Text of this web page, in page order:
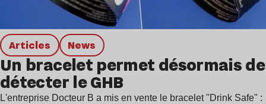
Articles news
Un bracelet permet désormais de
détecter le GHB
L'entreprise Docteur B a mis en vente le bracelet "Drink Safe" :